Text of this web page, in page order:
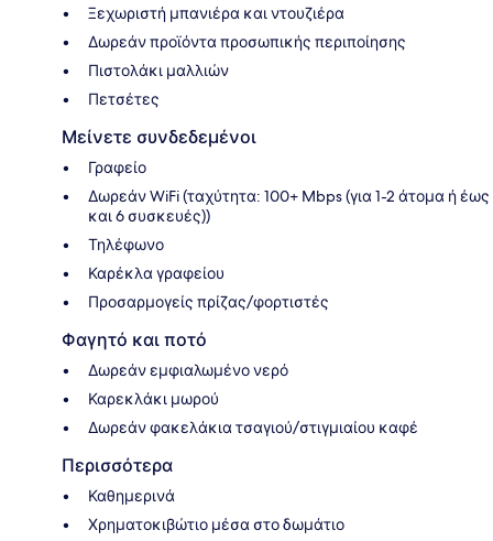
Ξεχωριστή μπανιέρα και ντουζιέρα
Δωρεάν προϊόντα προσωπικής περιποίησης
Πιστολάκι μαλλιών
Πετσέτες
Μείνετε συνδεδεμένοι
Γραφείο
Δωρεάν WiFi (ταχύτητα: 100+ Mbps (για 1-2 άτομα ή έως
και 6 συσκευές))
Τηλέφωνο
Καρέκλα γραφείου
Προσαρμογείς πρίζας/φορτιστές
Φαγητό και ποτό
Δωρεάν εμφιαλωμένο νερό
Καρεκλάκι μωρού
Δωρεάν φακελάκια τσαγιού/στιγμιαίου καφέ
Περισσότερα
Καθημερινά
Χρηματοκιβώτιο μέσα στο δωμάτιο